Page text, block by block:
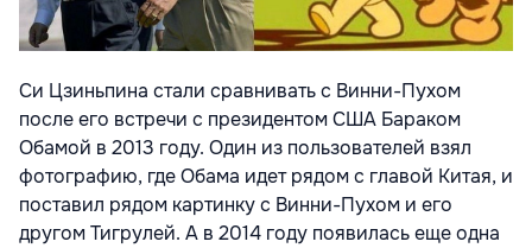
Си Цзиньпина стали сравнивать с Винни-Пухом
после его встречи с президентом США Бараком
Обамой в 2013 году. Один из пользователей взял
фотографию, где Обама идет рядом с главой Китая, и
поставил рядом картинку с Винни-Пухом и его
другом Тигрулей. А в 2014 году появилась еще одна